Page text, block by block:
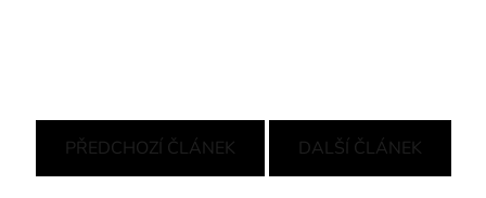
PŘEDCHOZÍ ČLÁNEK DALŠÍ ČLÁNEK